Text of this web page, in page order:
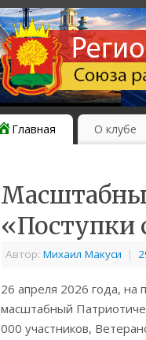
Главная О клубе
«Поступки
Автор: Михаил Макуси |
26 апреля 2026 года, на
масштабный
000 участников,